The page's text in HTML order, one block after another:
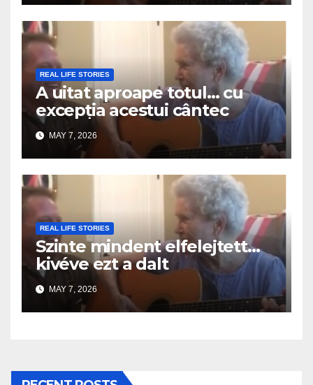
REAL LIFE STORIES
A uitat aproape totul… cu
excepția acestui cântec
MAY 7, 2026
REAL LIFE STORIES
Szinte mindent elfelejtett…
kivéve ezt a dalt
MAY 7, 2026